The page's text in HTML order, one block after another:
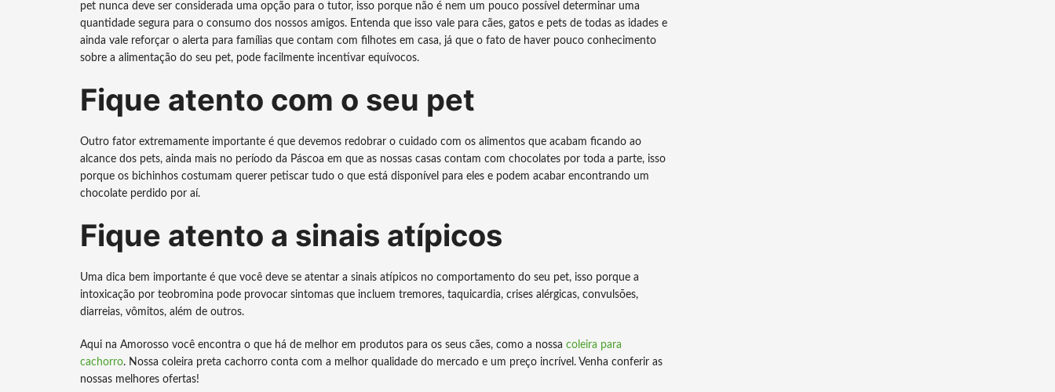
pet nunca deve ser considerada uma opção para o tutor, isso porque não é nem um pouco possível determinar uma
quantidade segura para o consumo dos nossos amigos. Entenda que isso vale para cães, gatos e pets de todas as idades e
ainda vale reforçar o alerta para famílias que contam com filhotes em casa, já que o fato de haver pouco conhecimento
sobre a alimentação do seu pet, pode facilmente incentivar equívocos.
Fique atento com o seu pet
Outro fator extremamente importante é que devemos redobrar o cuidado com os alimentos que acabam ficando ao
alcance dos pets, ainda mais no período da Páscoa em que as nossas casas contam com chocolates por toda a parte, isso
porque os bichinhos costumam querer petiscar tudo o que está disponível para eles e podem acabar encontrando um
chocolate perdido por aí.
Fique atento a sinais atípicos
Uma dica bem importante é que você deve se atentar a sinais atípicos no comportamento do seu pet, isso porque a
intoxicação por teobromina pode provocar sintomas que incluem tremores, taquicardia, crises alérgicas, convulsões,
diarreias, vômitos, além de outros.
Aqui na Amorosso você encontra o que há de melhor em produtos para os seus cães, como a nossa coleira para
cachorro. Nossa coleira preta cachorro conta com a melhor qualidade do mercado e um preço incrível. Venha conferir as
nossas melhores ofertas!